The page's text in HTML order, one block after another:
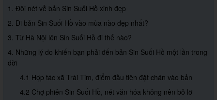
1. Đôi nét về bản Sin Suối Hồ xinh đẹp
2. Đi bản Sin Suối Hồ vào mùa nào đẹp nhất?
3. Từ Hà Nội lên Sin Suối Hồ đi thế nào?
4. Những lý do khiến bạn phải đến bản Sin Suối Hồ một lần trong
đời
4.1 Hợp tác xã Trái Tim, điểm đầu tiên đặt chân vào bản
4.2 Chợ phiên Sin Suối Hồ, nét văn hóa không nên bỏ lỡ